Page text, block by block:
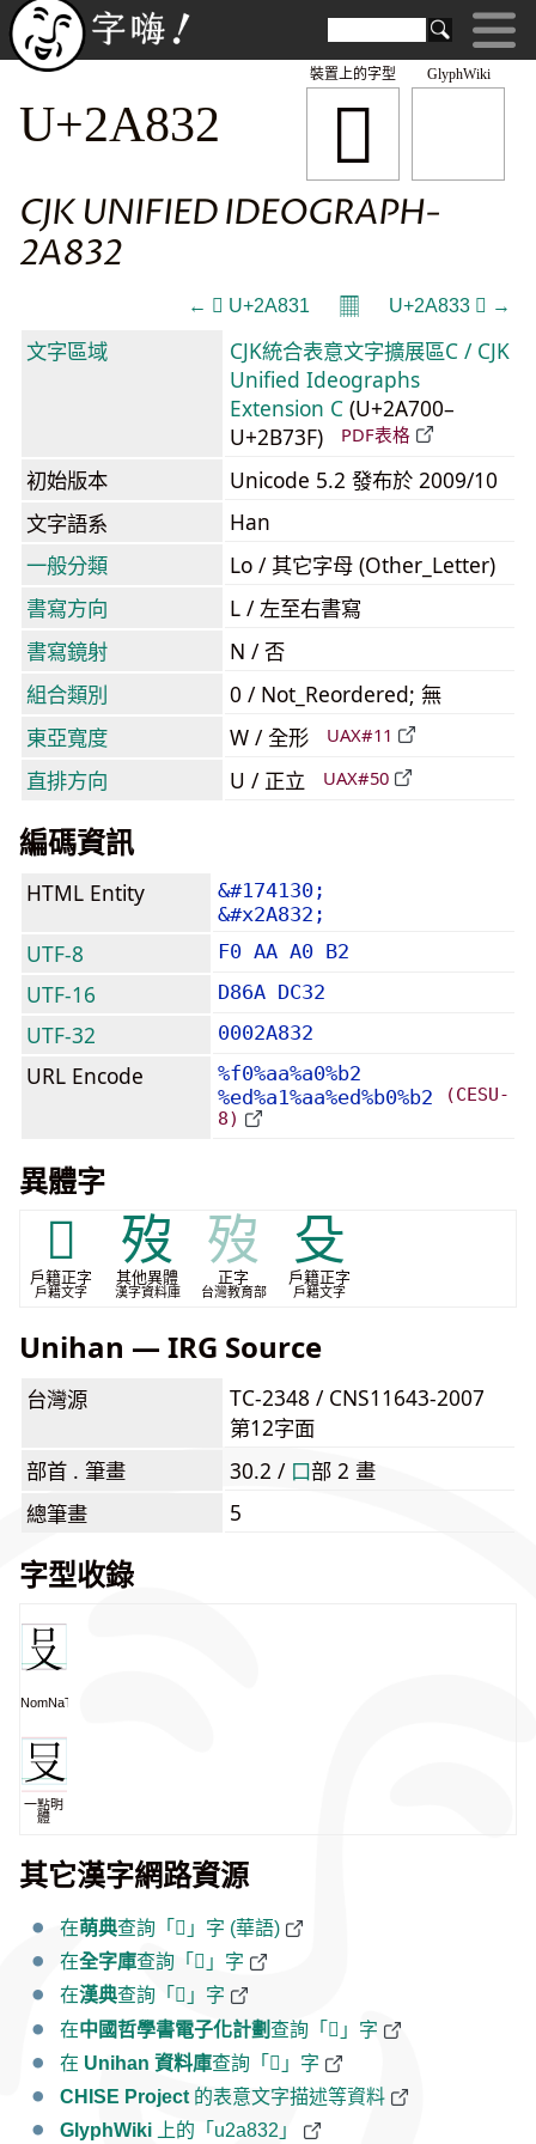
GlyphWiki
𪠲
裝置上的字型
U+2A832
CJK UNIFIED IDEOGRAPH-
2A832
← 𪠱 U+2A831 𝄜 U+2A833 𪠳 →
文字區域
CJK統合表意文字擴展區C / CJK
Unified Ideographs
Extension C (U+2A700–
U+2B73F)
PDF表格
初始版本
Unicode 5.2 發布於 2009/10
文字語系
Han
一般分類
Lo / 其它字母 (Other_Letter)
書寫方向
L / 左至右書寫
書寫鏡射
N / 否
組合類別
0 / Not_Reordered; 無
東亞寬度
W / 全形 UAX#11
直排方向 U / 正立 UAX#50
編碼資訊
HTML Entity
&#174130;
&#x2A832;
UTF-8 F0 AA A0 B2
UTF-16 D86A DC32
UTF-32 0002A832
URL Encode
%f0%aa%a0%b2
%ed%a1%aa%ed%b0%b2
(CESU-
8)
異體字
𠬛
戶籍正字
戶籍文字
歿
其他異體
漢字資料庫
歿
正字
台灣教育部
殳
戶籍正字
戶籍文字
Unihan — IRG Source
台灣源
TC-2348 / CNS11643-2007
第12字面
部首 . 筆畫
30.2 / ⼝部 2 畫
總筆畫
5
字型收錄
NomNaTong
一點明
體
其它漢字網路資源
在萌典查詢「𪠲」字 (華語)
在全字庫查詢「𪠲」字
在漢典查詢「𪠲」字
在中國哲學書電子化計劃查詢「𪠲」字
在 Unihan 資料庫查詢「𪠲」字
CHISE Project 的表意文字描述等資料
GlyphWiki 上的「u2a832」